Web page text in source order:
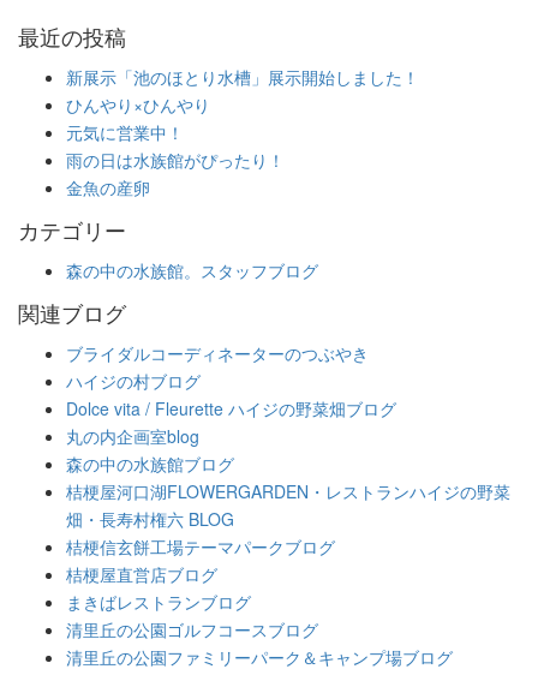
最近の投稿
新展示「池のほとり水槽」展示開始しました！
ひんやり×ひんやり
元気に営業中！
雨の日は水族館がぴったり！
金魚の産卵
カテゴリー
森の中の水族館。スタッフブログ
関連ブログ
ブライダルコーディネーターのつぶやき
ハイジの村ブログ
Dolce vita / Fleurette ハイジの野菜畑ブログ
丸の内企画室blog
森の中の水族館ブログ
桔梗屋河口湖FLOWERGARDEN・レストランハイジの野菜
畑・長寿村権六 BLOG
桔梗信玄餅工場テーマパークブログ
桔梗屋直営店ブログ
まきばレストランブログ
清里丘の公園ゴルフコースブログ
清里丘の公園ファミリーパーク＆キャンプ場ブログ